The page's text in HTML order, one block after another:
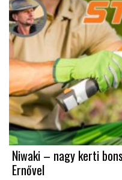
Niwaki – nagy kerti
Ernővel